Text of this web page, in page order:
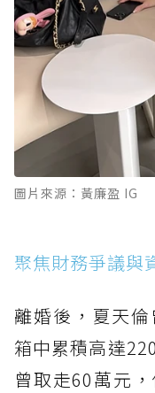
圖片來源：黃廉盈 IG
聚焦財務爭議與
離婚後，夏天
箱中累積高達
曾取走60萬元